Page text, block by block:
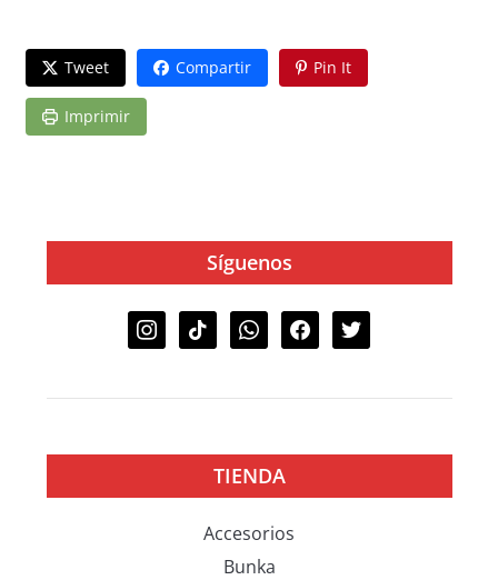
Tweet Compartir Pin It
Imprimir
Síguenos
TIENDA
Accesorios
Bunka